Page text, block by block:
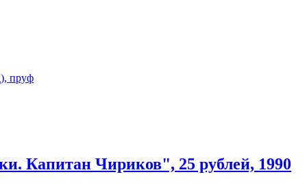
Капитан Чириков", 25 рублей, 1990